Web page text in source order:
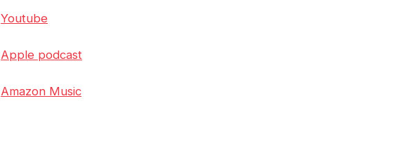
Youtube
Apple podcast
Amazon Music